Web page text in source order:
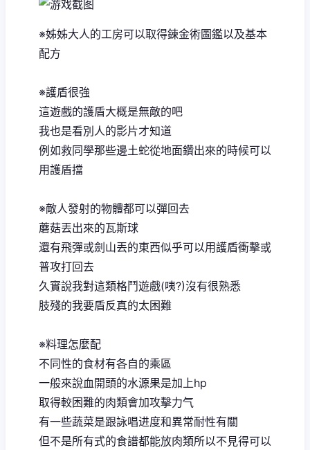
※姊姊大人的工房可以取得鍊金術圖鑑以及基本
配方
※護盾很強
這遊戲的護盾大概是無敵的吧
我也是看別人的影片才知道
例如救同學那些邊土蛇從地面鑽出來的時候可以
用護盾擋
※敵人發射的物體都可以彈回去
蘑菇丟出來的瓦斯球
還有飛彈或劍山丟的東西似乎可以用護盾衝擊或
普攻打回去
久實說我對這類格鬥遊戲(咦?)沒有很熟悉
肢殘的我要盾反真的太困難
※料理怎麼配
不同性的食材有各自的乘區
一般來說血開頭的水源果是加上hp
取得較困難的肉類會加攻擊力气
有一些蔬菜是跟詠唱进度和異常耐性有關
但不是所有式的食譜都能放肉類所以不見得可以